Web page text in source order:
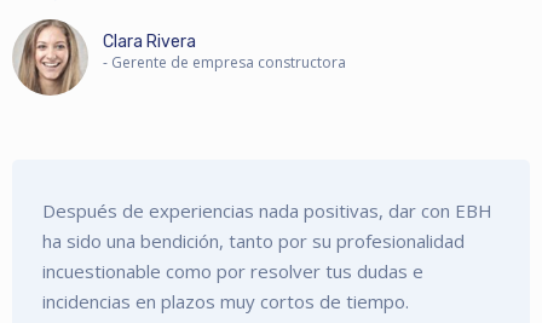
Clara Rivera
- Gerente de empresa constructora
Después de experiencias nada positivas, dar con EBH
ha sido una bendición, tanto por su profesionalidad
incuestionable como por resolver tus dudas e
incidencias en plazos muy cortos de tiempo.